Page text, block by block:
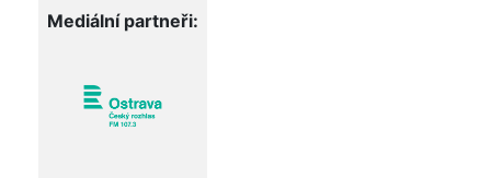
Mediální partneři: